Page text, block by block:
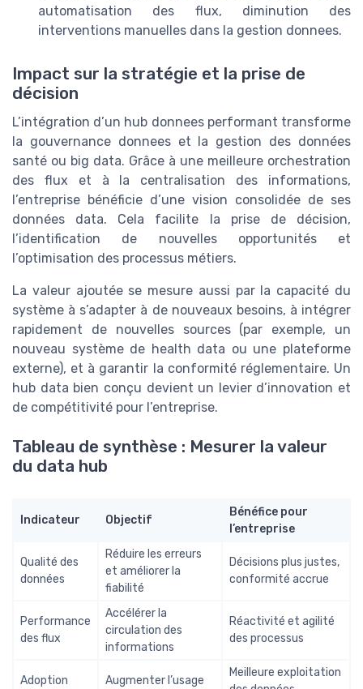
automatisation des flux, diminution des
interventions manuelles dans la gestion donnees.
Impact sur la stratégie et la prise de
décision
L’intégration d’un hub donnees performant transforme
la gouvernance donnees et la gestion des données
santé ou big data. Grâce à une meilleure orchestration
des flux et à la centralisation des informations,
l’entreprise bénéficie d’une vision consolidée de ses
données data. Cela facilite la prise de décision,
l’identification de nouvelles opportunités et
l’optimisation des processus métiers.
La valeur ajoutée se mesure aussi par la capacité du
système à s’adapter à de nouveaux besoins, à intégrer
rapidement de nouvelles sources (par exemple, un
nouveau système de health data ou une plateforme
externe), et à garantir la conformité réglementaire. Un
hub data bien conçu devient un levier d’innovation et
de compétitivité pour l’entreprise.
Tableau de synthèse : Mesurer la valeur
du data hub
Indicateur Objectif
Bénéfice pour
l’entreprise
Qualité des
données
Réduire les erreurs
et améliorer la
fiabilité
Décisions plus justes,
conformité accrue
Performance
des flux
Accélérer la
circulation des
informations
Réactivité et agilité
des processus
Adoption Augmenter l’usage
Meilleure exploitation